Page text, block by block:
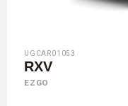
UGCAR01053
RXV
EZGO